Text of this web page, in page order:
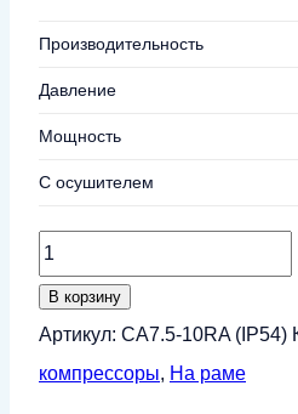
Производительность
Давление
Мощность
С осушителем
Количество
товара
Винтовой
компрессор
В корзину
Артикул: CA7.5-10RA (IP54)
компрессоры, На раме